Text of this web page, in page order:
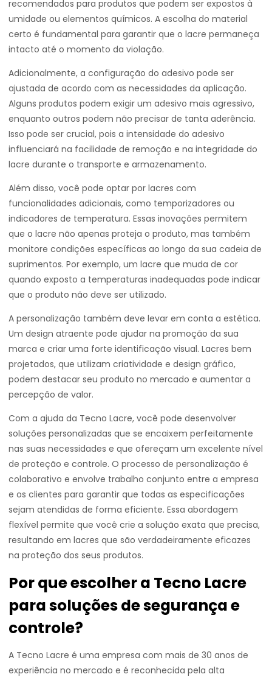
recomendados para produtos que podem ser expostos à
umidade ou elementos químicos. A escolha do material
certo é fundamental para garantir que o lacre permaneça
intacto até o momento da violação.
Adicionalmente, a configuração do adesivo pode ser
ajustada de acordo com as necessidades da aplicação.
Alguns produtos podem exigir um adesivo mais agressivo,
enquanto outros podem não precisar de tanta aderência.
Isso pode ser crucial, pois a intensidade do adesivo
influenciará na facilidade de remoção e na integridade do
lacre durante o transporte e armazenamento.
Além disso, você pode optar por lacres com
funcionalidades adicionais, como temporizadores ou
indicadores de temperatura. Essas inovações permitem
que o lacre não apenas proteja o produto, mas também
monitore condições específicas ao longo da sua cadeia de
suprimentos. Por exemplo, um lacre que muda de cor
quando exposto a temperaturas inadequadas pode indicar
que o produto não deve ser utilizado.
A personalização também deve levar em conta a estética.
Um design atraente pode ajudar na promoção da sua
marca e criar uma forte identificação visual. Lacres bem
projetados, que utilizam criatividade e design gráfico,
podem destacar seu produto no mercado e aumentar a
percepção de valor.
Com a ajuda da Tecno Lacre, você pode desenvolver
soluções personalizadas que se encaixem perfeitamente
nas suas necessidades e que ofereçam um excelente nível
de proteção e controle. O processo de personalização é
colaborativo e envolve trabalho conjunto entre a empresa
e os clientes para garantir que todas as especificações
sejam atendidas de forma eficiente. Essa abordagem
flexível permite que você crie a solução exata que precisa,
resultando em lacres que são verdadeiramente eficazes
na proteção dos seus produtos.
Por que escolher a Tecno Lacre
para soluções de segurança e
controle?
A Tecno Lacre é uma empresa com mais de 30 anos de
experiência no mercado e é reconhecida pela alta